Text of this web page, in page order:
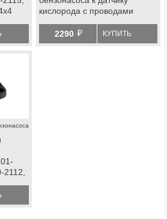
кислорода с проводами
2290 й КУПИТЬ